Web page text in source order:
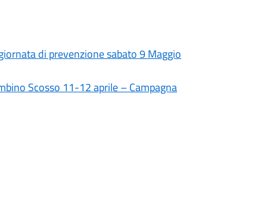
di prevenzione sabato 9 Maggio
Scosso 11-12 aprile – Campagna